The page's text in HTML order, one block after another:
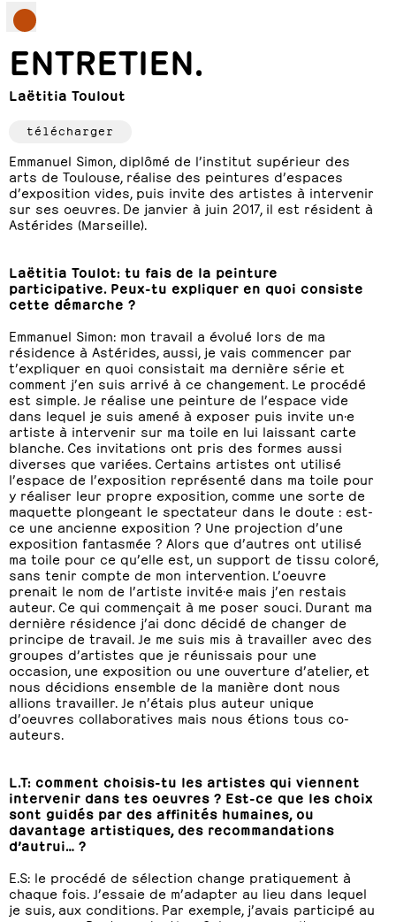
ENTRETIEN.
Laëtitia Toulout
télécharger
Emmanuel Simon, diplômé de l’institut supérieur des
arts de Toulouse, réalise des peintures d’espaces
d’exposition vides, puis invite des artistes à intervenir
sur ses oeuvres. De janvier à juin 2017, il est résident à
Astérides (Marseille).
Laëtitia Toulot: tu fais de la peinture
participative. Peux-tu expliquer en quoi consiste
cette démarche ?
Emmanuel Simon: mon travail a évolué lors de ma
résidence à Astérides, aussi, je vais commencer par
t’expliquer en quoi consistait ma dernière série et
comment j’en suis arrivé à ce changement. Le procédé
est simple. Je réalise une peinture de l’espace vide
dans lequel je suis amené à exposer puis invite un·e
artiste à intervenir sur ma toile en lui laissant carte
blanche. Ces invitations ont pris des formes aussi
diverses que variées. Certains artistes ont utilisé
l’espace de l’exposition représenté dans ma toile pour
y réaliser leur propre exposition, comme une sorte de
maquette plongeant le spectateur dans le doute : est-
ce une ancienne exposition ? Une projection d’une
exposition fantasmée ? Alors que d’autres ont utilisé
ma toile pour ce qu’elle est, un support de tissu coloré,
sans tenir compte de mon intervention. L’oeuvre
prenait le nom de l’artiste invité·e mais j’en restais
auteur. Ce qui commençait à me poser souci. Durant ma
dernière résidence j’ai donc décidé de changer de
principe de travail. Je me suis mis à travailler avec des
groupes d’artistes que je réunissais pour une
occasion, une exposition ou une ouverture d’atelier, et
nous décidions ensemble de la manière dont nous
allions travailler. Je n’étais plus auteur unique
d’oeuvres collaboratives mais nous étions tous co-
auteurs.
L.T: comment choisis-tu les artistes qui viennent
intervenir dans tes oeuvres ? Est-ce que les choix
sont guidés par des affinités humaines, ou
davantage artistiques, des recommandations
d’autrui… ?
E.S: le procédé de sélection change pratiquement à
chaque fois. J’essaie de m’adapter au lieu dans lequel
je suis, aux conditions. Par exemple, j’avais participé au